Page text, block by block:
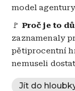
model
🚩 Proč je to
zaznamenaly
pětiprocentní
nemuseli
Jít do